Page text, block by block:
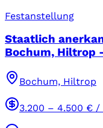
Festanstellung
Staatlich
Bochum, Hiltrop
Bochum, Hiltrop
3.200 – 4.500 € /